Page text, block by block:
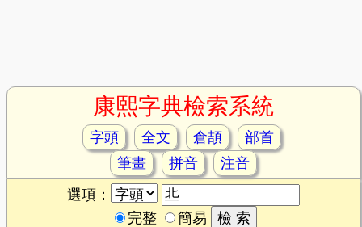
康熙字典檢索系統
字頭 全文 倉頡
部首
筆畫
拼音
注音
選項：
完整
簡易